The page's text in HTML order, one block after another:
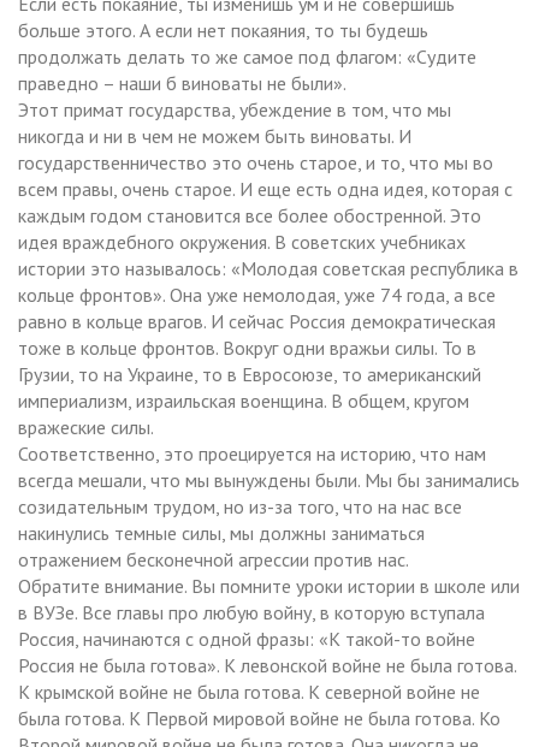
больше этого. А если нет покаяния, то ты будешь
продолжать делать то же самое под флагом: «Судите
праведно – наши б виноваты не были».
Этот примат государства, убеждение в том, что мы
никогда и ни в чем не можем быть виноваты. И
государственничество это очень старое, и то, что мы во
всем правы, очень старое. И еще есть одна идея, которая с
каждым годом становится все более обостренной. Это
идея враждебного окружения. В советских учебниках
истории это называлось: «Молодая советская республика в
кольце фронтов». Она уже немолодая, уже 74 года, а все
равно в кольце врагов. И сейчас Россия демократическая
тоже в кольце фронтов. Вокруг одни вражьи силы. То в
Грузии, то на Украине, то в Евросоюзе, то американский
империализм, израильская военщина. В общем, кругом
вражеские силы.
Соответственно, это проецируется на историю, что нам
всегда мешали, что мы вынуждены были. Мы бы занимались
созидательным трудом, но из-за того, что на нас все
накинулись темные силы, мы должны заниматься
отражением бесконечной агрессии против нас.
Обратите внимание. Вы помните уроки истории в школе или
в ВУЗе. Все главы про любую войну, в которую вступала
Россия, начинаются с одной фразы: «К такой-то войне
Россия не была готова». К левонской войне не была готова.
К крымской войне не была готова. К северной войне не
была готова. К Первой мировой войне не была готова. Ко